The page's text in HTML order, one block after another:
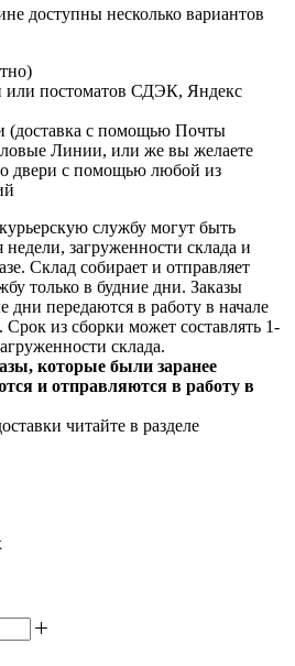
доступны несколько вариантов
или постоматов СДЭК, Яндекс
(доставка с помощью Почты
Линии, или же вы желаете
двери с помощью любой из
службу могут быть
загруженности склада и
Склад собирает и отправляет
только в будние дни. Заказы
передаются в работу в начале
из сборки может составлять 1-
склада.
которые были заранее
и отправляются в работу в
читайте в разделе